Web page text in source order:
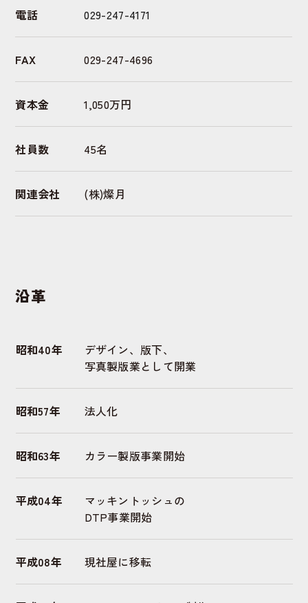
電話 029-247-4171
FAX 029-247-4696
資本金 1,050万円
社員数 45名
関連会社 (株)燦月
沿革
昭和40年
デザイン、版下、
写真製版業として開業
昭和57年 法人化
昭和63年 カラー製版事業開始
平成04年
マッキントッシュの
DTP事業開始
平成08年 現社屋に移転